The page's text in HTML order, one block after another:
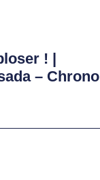
! |
– Chrono